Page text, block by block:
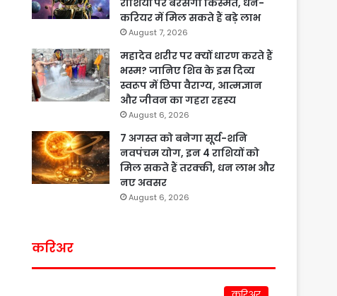
राशियों पर बरसेगी किस्मत, धन-
करियर में मिल सकते हैं बड़े लाभ
August 7, 2026
महादेव शरीर पर क्यों धारण करते हैं
भस्म? जानिए शिव के इस दिव्य
स्वरूप में छिपा वैराग्य, आत्मज्ञान
और जीवन का गहरा रहस्य
August 6, 2026
7 अगस्त को बनेगा सूर्य-शनि
नवपंचम योग, इन 4 राशियों को
मिल सकते हैं तरक्की, धन लाभ और
नए अवसर
August 6, 2026
करिअर